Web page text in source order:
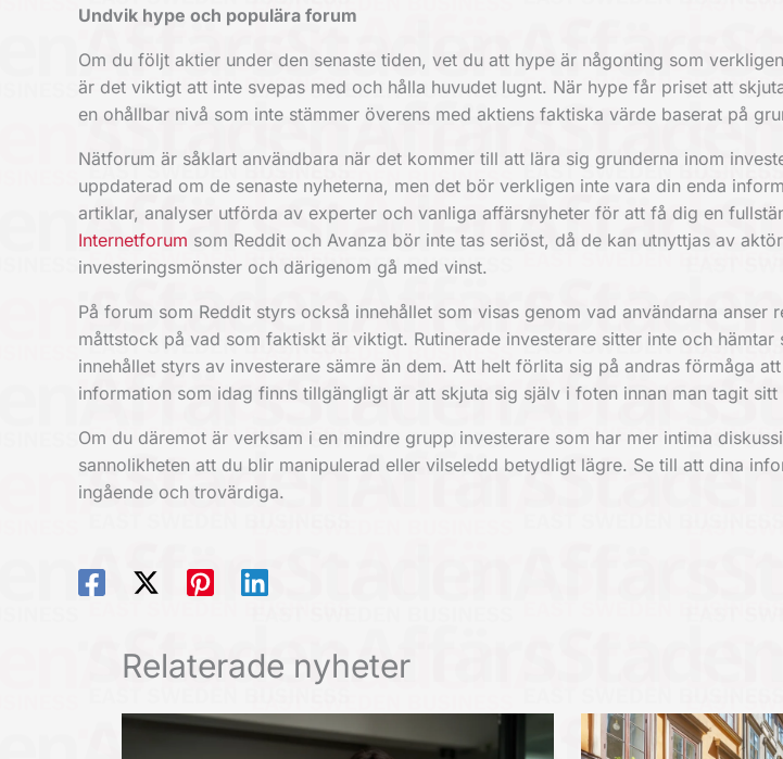
Undvik hype och populära forum
Om du följt aktier under den senaste tiden, vet du att hype är någonting som
är det viktigt att inte svepas med och hålla huvudet lugnt. När hype får priset att
en ohållbar nivå som inte stämmer överens med aktiens faktiska värde baserat på
Nätforum är såklart användbara när det kommer till att lära sig grunderna inom
uppdaterad om de senaste nyheterna, men det bör verkligen inte vara din enda
artiklar, analyser utförda av experter och vanliga affärsnyheter för att få dig en
Internetforum som Reddit och Avanza bör inte tas seriöst, då de kan utnyttjas av
investeringsmönster och därigenom gå med vinst.
På forum som Reddit styrs också innehållet som visas genom vad användarna anser
måttstock på vad som faktiskt är viktigt. Rutinerade investerare sitter inte och
innehållet styrs av investerare sämre än dem. Att helt förlita sig på andras förmåga
information som idag finns tillgängligt är att skjuta sig själv i foten innan man tagit
Om du däremot är verksam i en mindre grupp investerare som har mer intima
sannolikheten att du blir manipulerad eller vilseledd betydligt lägre. Se till att dina
ingående och trovärdiga.
Relaterade nyheter